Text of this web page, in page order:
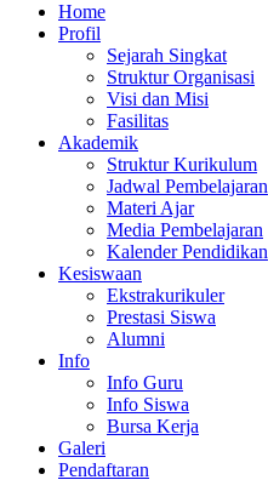
Home
Profil
Sejarah Singkat
Struktur Organisasi
Visi dan Misi
Fasilitas
Akademik
Struktur Kurikulum
Jadwal Pembelajaran
Materi Ajar
Media Pembelajaran
Kalender Pendidikan
Kesiswaan
Ekstrakurikuler
Prestasi Siswa
Alumni
Info
Info Guru
Info Siswa
Bursa Kerja
Galeri
Pendaftaran